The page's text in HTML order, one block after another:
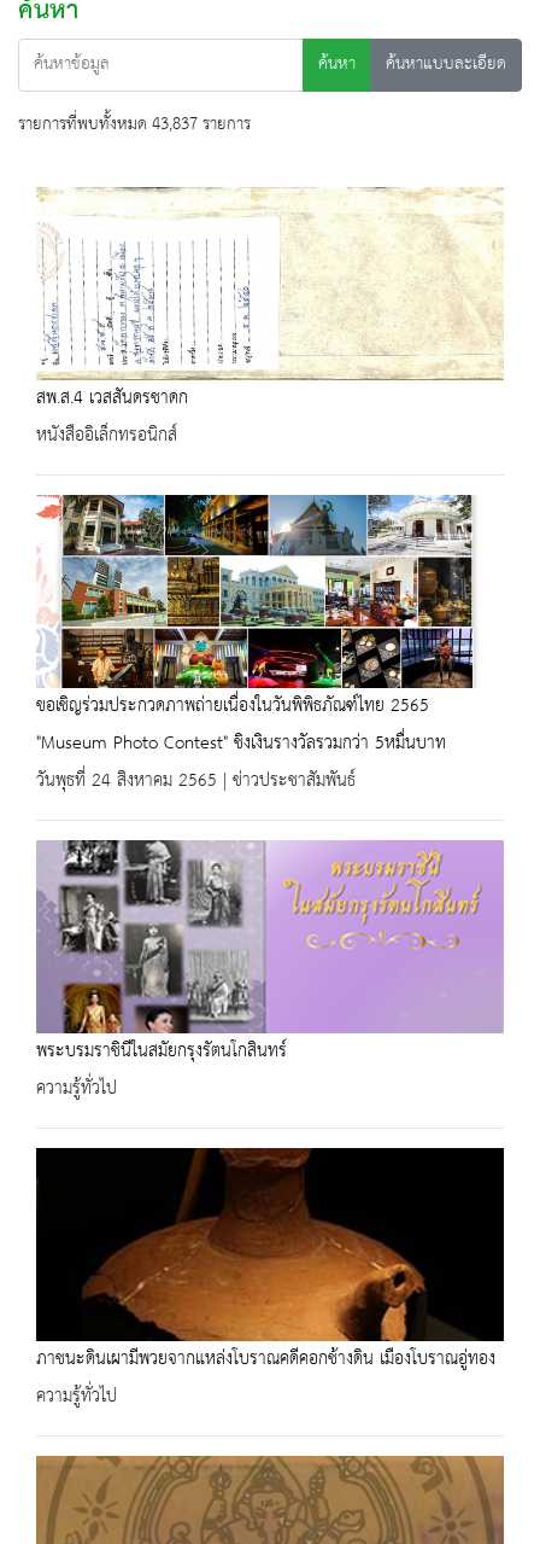
ค้นหา
ค้นหา
ค้นหาแบบละเอียด
รายการที่พบทั้งหมด 43,837 รายการ
สพ.ส.4 เวสสันดรชาดก
หนังสืออิเล็กทรอนิกส์
ขอเชิญร่วมประกวดภาพถ่ายเนื่องในวันพิพิธภัณฑ์ไทย 2565
"Museum Photo Contest" ชิงเงินรางวัลรวมกว่า 5หมื่นบาท
วันพุธที่ 24 สิงหาคม 2565 | ข่าวประชาสัมพันธ์
พระบรมราชินีในสมัยกรุงรัตนโกสินทร์
ความรู้ทั่วไป
ภาชนะดินเผามีพวยจากแหล่งโบราณคดีคอกช้างดิน เมืองโบราณอู่ทอง
ความรู้ทั่วไป